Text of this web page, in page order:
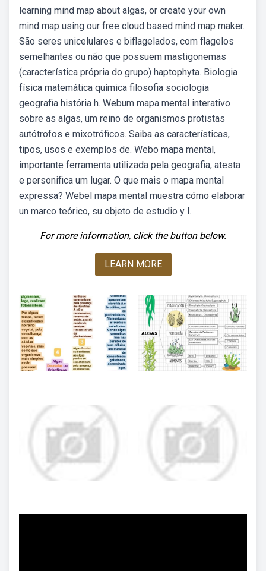
learning mind map about algas, or create your own
mind map using our free cloud based mind map maker.
São seres unicelulares e biflagelados, com flagelos
semelhantes ou não que possuem mastigonemas
(característica própria do grupo) haptophyta. Biologia
física matemática química filosofia sociologia
geografia história h. Webum mapa mental interativo
sobre as algas, um reino de organismos protistas
autótrofos e mixotróficos. Saiba as características,
tipos, usos e exemplos de. Webo mapa mental,
importante ferramenta utilizada pela geografia, atesta
e personifica um lugar. O que mais o mapa mental
expressa? Webel mapa mental muestra cómo elaborar
un marco teórico, su objeto de estudio y l.
For more information, click the button below.
LEARN MORE